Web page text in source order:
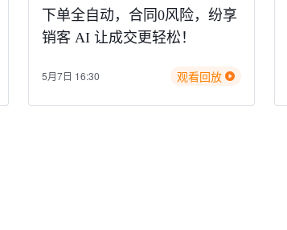
下单全自动，合同0风险，纷享
销客 AI 让成交更轻松！
5月7日 16:30 观看回放